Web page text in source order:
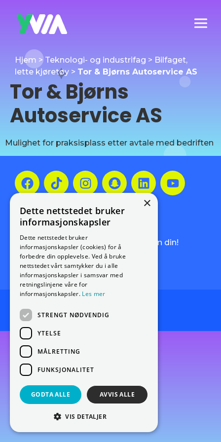
Hjem > Teknologi- og industrifag > Bilfaget,
lette kjøretøy > Tor & Bjørns Autoservice AS
Tor & Bjørns
Autoservice AS
Mulighet for praksisplass etter avtale med bedriften
Meld deg på vårt
nyhetsbrev!
Få de siste nyhetene rett i innboksen din!
Meld deg på nyhetsbrevet
Endre cookie-preferanser
×
Dette nettstedet bruker
informasjonskapsler
Dette nettstedet bruker
informasjonskapsler (cookies) for å
forbedre din opplevelse. Ved å bruke
nettstedet vårt samtykker du i alle
informasjonskapsler i samsvar med
retningslinjene våre for
informasjonskapsler. Les mer
STRENGT NØDVENDIG
YTELSE
MÅLRETTING
FUNKSJONALITET
GODTA ALLE AVVIS ALLE
VIS DETALJER